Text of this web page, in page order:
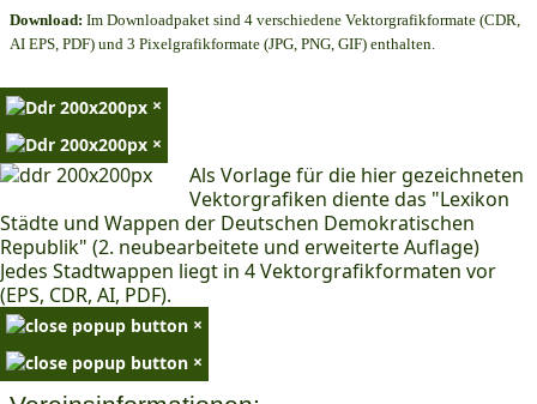
Download: Im Downloadpaket sind 4 verschiedene Vektorgrafikformate (CDR,
AI EPS, PDF) und 3 Pixelgrafikformate (JPG, PNG, GIF) enthalten.
×
×
Als Vorlage für die hier gezeichneten
Vektorgrafiken diente das "Lexikon
Städte und Wappen der Deutschen Demokratischen
Republik" (2. neubearbeitete und erweiterte Auflage)
Jedes Stadtwappen liegt in 4 Vektorgrafikformaten vor
(EPS, CDR, AI, PDF).
×
×